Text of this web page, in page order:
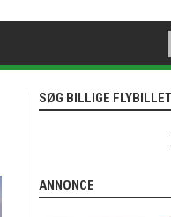
SØG BILLIGE
ANNONCE